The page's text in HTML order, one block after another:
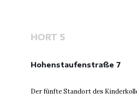
HORT 5
Hohenstaufenstraße 7
Der fünfte Standort des